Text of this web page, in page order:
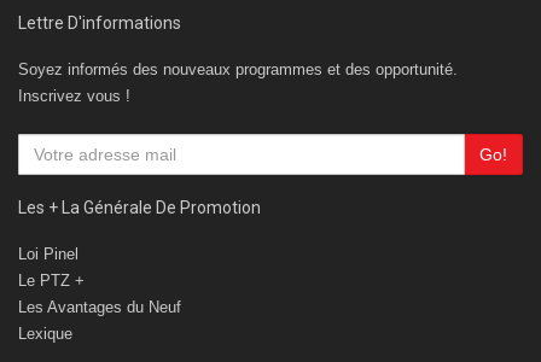
Lettre D'informations
Soyez informés des nouveaux programmes et des opportunité.
Inscrivez vous !
Go!
Les + La Générale De Promotion
Loi Pinel
Le PTZ +
Les Avantages du Neuf
Lexique